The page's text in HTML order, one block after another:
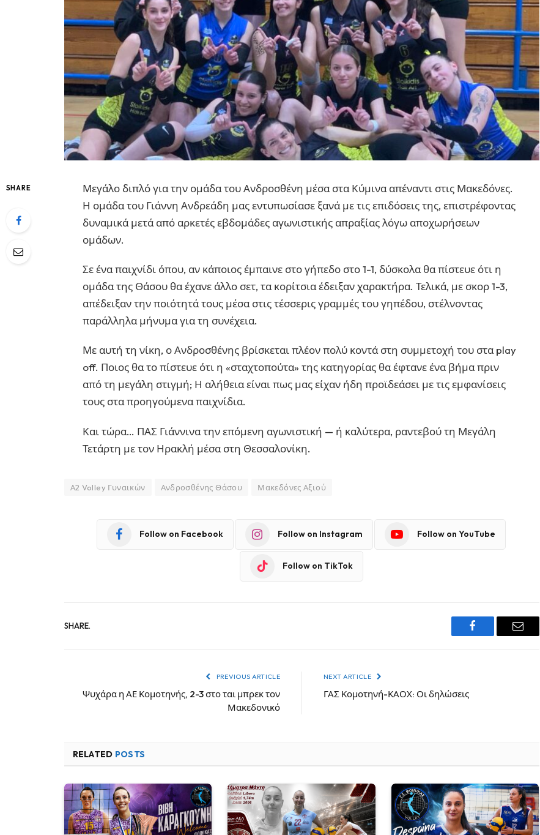
SHARE
Μεγάλο διπλό για την ομάδα του Ανδροσθένη μέσα στα Κύμινα απέναντι στις Μακεδόνες.
Η ομάδα του Γιάννη Ανδρεάδη μας εντυπωσίασε ξανά με τις επιδόσεις της, επιστρέφοντας
δυναμικά μετά από αρκετές εβδομάδες αγωνιστικής απραξίας λόγω αποχωρήσεων
ομάδων.
Σε ένα παιχνίδι όπου, αν κάποιος έμπαινε στο γήπεδο στο 1-1, δύσκολα θα πίστευε ότι η
ομάδα της Θάσου θα έχανε άλλο σετ, τα κορίτσια έδειξαν χαρακτήρα. Τελικά, με σκορ 1-3,
απέδειξαν την ποιότητά τους μέσα στις τέσσερις γραμμές του γηπέδου, στέλνοντας
παράλληλα μήνυμα για τη συνέχεια.
Με αυτή τη νίκη, ο Ανδροσθένης βρίσκεται πλέον πολύ κοντά στη συμμετοχή του στα play
off. Ποιος θα το πίστευε ότι η «σταχτοπούτα» της κατηγορίας θα έφτανε ένα βήμα πριν
από τη μεγάλη στιγμή; Η αλήθεια είναι πως μας είχαν ήδη προϊδεάσει με τις εμφανίσεις
τους στα προηγούμενα παιχνίδια.
Και τώρα… ΠΑΣ Γιάννινα την επόμενη αγωνιστική — ή καλύτερα, ραντεβού τη Μεγάλη
Τετάρτη με τον Ηρακλή μέσα στη Θεσσαλονίκη.
Α2 Volley Γυναικών Ανδροσθένης Θάσου Μακεδόνες Αξιού
Follow on Facebook Follow on Instagram Follow on YouTube
Follow on TikTok
SHARE.
Facebook Email
PREVIOUS ARTICLE
Ψυχάρα η ΑΕ Κομοτηνής, 2-3 στο ται μπρεκ τον
Μακεδονικό
NEXT ARTICLE
ΓΑΣ Κομοτηνή-ΚΑΟΧ: Οι δηλώσεις
RELATED POSTS